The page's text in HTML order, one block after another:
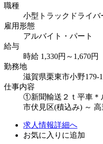
職種
小型トラックドライバ
雇用形態
アルバイト・パート
給与
時給 1,330円～1,670円
勤務地
滋賀県栗東市小野179-1
仕事内容
①新聞輸送２ｔ平車＊
市伏見区(積込み) ～
求人情報詳細へ
お気に入りに追加